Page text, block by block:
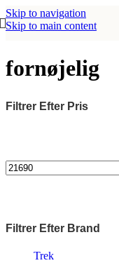
Skip to navigation
Skip to main content
fornøjelig
Filtrer Efter Pris
Mindste
Højeste
Filtrer Efter Brand
Trek